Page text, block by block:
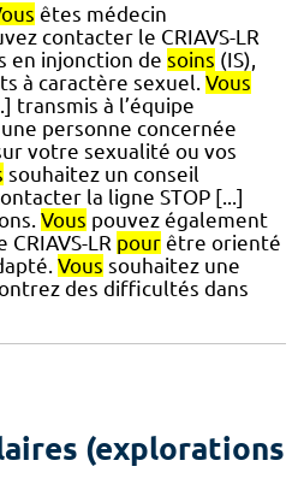
êtes médecin
contacter le CRIAVS-LR
en injonction de soins (IS),
à caractère sexuel. Vous
transmis à l’équipe
personne concernée
votre sexualité ou vos
souhaitez un conseil
la ligne STOP [...]
Vous pouvez également
LR pour être orienté
Vous souhaitez une
des difficultés dans
(explorations